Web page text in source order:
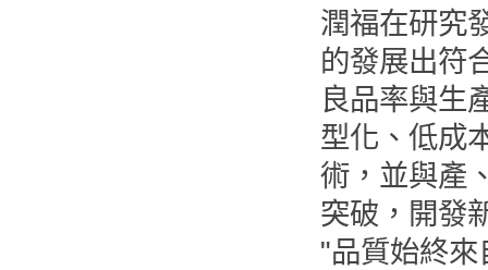
潤福在研究
的發展出符
良品率與生
型化、低成
術，並與產
突破，開發
"品質始終